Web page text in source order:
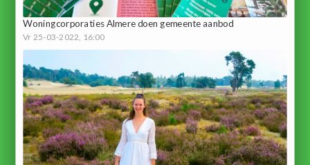
Woningcorporaties Almere doen gemeente aanbod
Vr 25-03-2022, 16:00